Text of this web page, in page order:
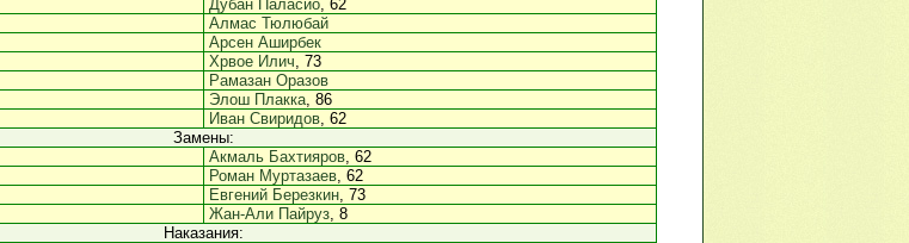
Дубан Паласио, 62
Алмас Тюлюбай
Арсен Аширбек
Хрвое Илич, 73
Рамазан Оразов
Элош Плакка, 86
Иван Свиридов, 62
Замены:
Акмаль Бахтияров, 62
Роман Муртазаев, 62
Евгений Березкин, 73
Жан-Али Пайруз, 8
Наказания: